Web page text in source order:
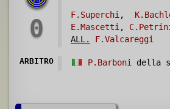
0 F.Superchi ,
E.Mascetti ,
ALL.
F.Valcareggi
ARBITRO P.Barboni della